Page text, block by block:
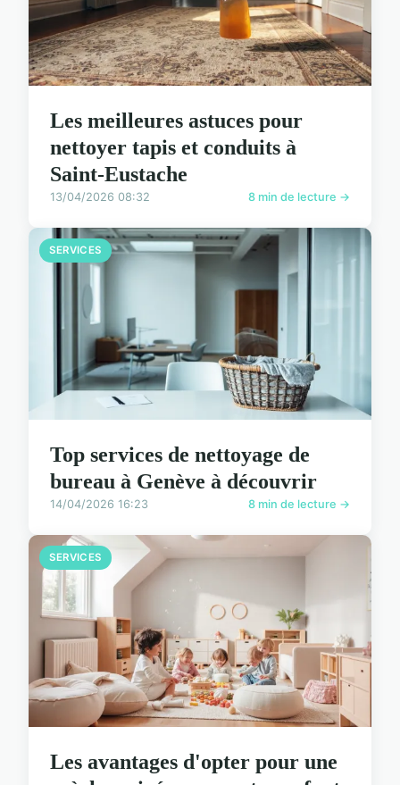
Les meilleures astuces pour
nettoyer tapis et conduits à
Saint-Eustache
13/04/2026 08:32 8 min de lecture →
SERVICES
Top services de nettoyage de
bureau à Genève à découvrir
14/04/2026 16:23 8 min de lecture →
SERVICES
Les avantages d'opter pour une